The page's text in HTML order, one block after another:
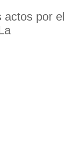
actos por el